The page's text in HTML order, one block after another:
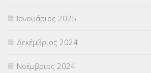
Ιανουάριος 2025
Δεκέμβριος 2024
Νοέμβριος 2024